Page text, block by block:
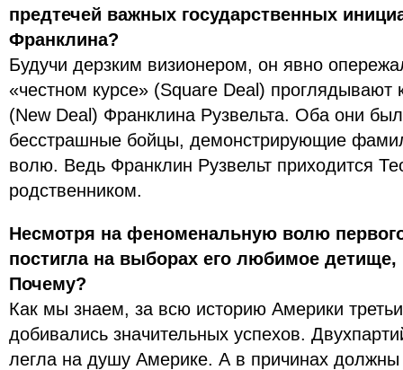
предтечей важных государственных
Франклина?
Будучи дерзким визионером, он явно
«честном курсе» (Square Deal) проглядывают
(New Deal) Франклина Рузвельта. Оба они
бесстрашные бойцы, демонстрирующие
волю. Ведь Франклин Рузвельт приходится
родственником.
Несмотря на феноменальную волю
постигла на выборах его любимое
Почему?
Как мы знаем, за всю историю Америки
добивались значительных успехов.
легла на душу Америке. А в причинах должны